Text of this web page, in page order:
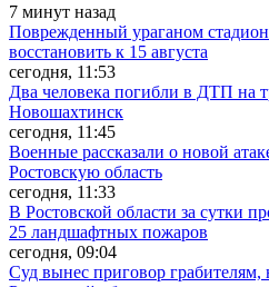
7 минут назад
Поврежденный ураганом
восстановить к 15 августа
сегодня, 11:53
Два человека погибли в ДТП на
Новошахтинск
сегодня, 11:45
Военные рассказали о новой
Ростовскую область
сегодня, 11:33
В Ростовской области за сутки
25 ландшафтных пожаров
сегодня, 09:04
Суд вынес приговор